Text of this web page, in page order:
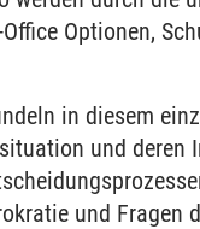
Optionen,
in diesem
und
und Fragen